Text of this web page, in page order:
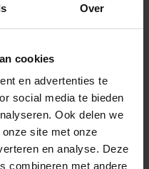
Over
cookies
en advertenties te
social media te bieden
Ook delen we
site met onze
en analyse. Deze
combineren met andere
Vignamato